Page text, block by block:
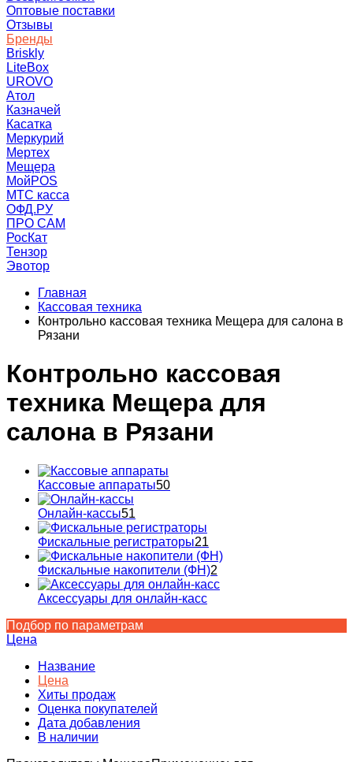
Оптовые поставки
Отзывы
Бренды
Briskly
LiteBox
UROVO
Атол
Казначей
Касатка
Меркурий
Мертех
Мещера
МойPOS
МТС касса
ОФД.РУ
ПРО САМ
РосКат
Тензор
Эвотор
Главная
Кассовая техника
Контрольно кассовая техника Мещера для салона в
Рязани
Контрольно кассовая
техника Мещера для
салона в Рязани
Кассовые аппараты50
Онлайн-кассы51
Фискальные регистраторы21
Фискальные накопители (ФН)2
Аксессуары для онлайн-касс
Подбор по параметрам
Цена
Название
Цена
Хиты продаж
Оценка покупателей
Дата добавления
В наличии